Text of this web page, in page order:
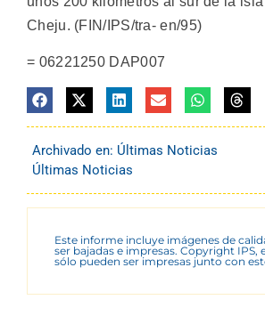
Cheju. (FIN/IPS/tra- en/95)
= 06221250 DAP007
Archivado en: Últimas Noticias
Últimas Noticias
Este informe incluye imágenes de
ser bajadas e impresas. Copyright IPS,
sólo pueden ser impresas junto con